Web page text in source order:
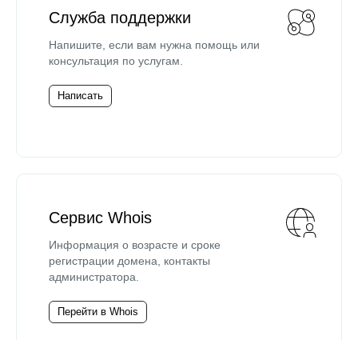
Служба поддержки
Напишите, если вам нужна помощь или
консультация по услугам.
Написать
Сервис Whois
Информация о возрасте и сроке
регистрации домена, контакты
администратора.
Перейти в Whois